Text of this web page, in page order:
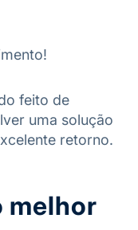
feito de
uma solução
retorno.
melhor